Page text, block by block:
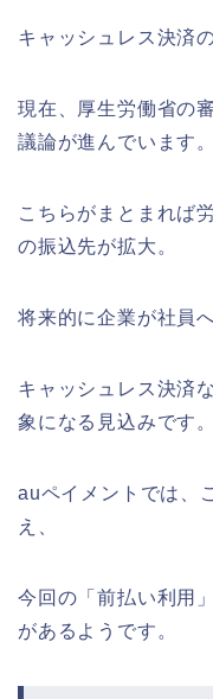
キャッシュレス決済
現在、厚生労働省の
議論が進んでいます。
こちらがまとまれば
の振込先が拡大。
将来的に企業が社員
キャッシュレス決済
象になる見込みです。
auペイメントでは、
え、
今回の「前払い利用
があるようです。